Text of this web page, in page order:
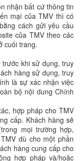
nhận bất cứ thông tin
mại của TMV thì có
cách gửi yêu cầu
của TMV theo các
cuối trang.
khi sử dụng, truy
hàng sử dụng, truy
là sự xác nhận việc
bộ nội dung Chính
hợp pháp cho TMV
cấp. Khách hàng sẽ
mọi trường hợp,
dù cho một phần
hàng cung cấp cho
hợp pháp và/hoặc